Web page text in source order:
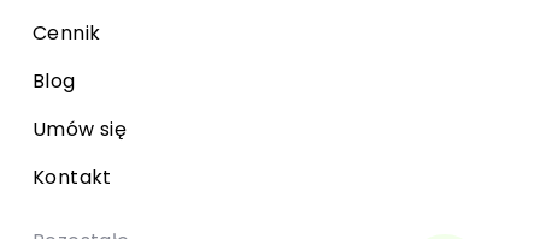
Cennik
Blog
Umów się
Kontakt